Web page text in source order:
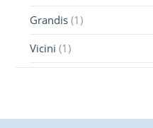
Grandis (1)
Vicini (1)